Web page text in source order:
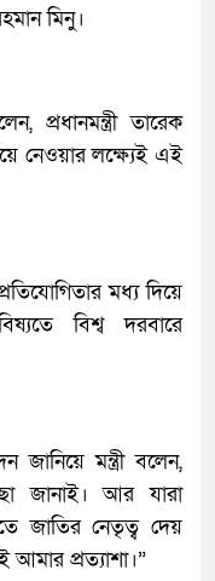
মিনু।
প্রধানমন্ত্রী তারেক
নেওয়ার লক্ষ্যেই এই
মধ্য দিয়ে
বিশ্ব দরবারে
জানিয়ে মন্ত্রী বলেন,
জানাই। আর যারা
জাতির নেতৃত্ব দেয়
আমার প্রত্যাশা।”